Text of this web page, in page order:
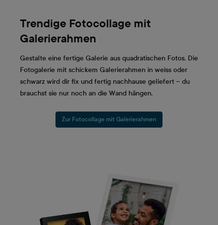
Trendige Fotocollage mit
Galerierahmen
Gestalte eine fertige Galerie aus quadratischen Fotos. Die
Fotogalerie mit schickem Galerierahmen in weiss oder
schwarz wird dir fix und fertig nachhause geliefert – du
brauchst sie nur noch an die Wand hängen.
Zur Fotocollage mit Galerierahmen